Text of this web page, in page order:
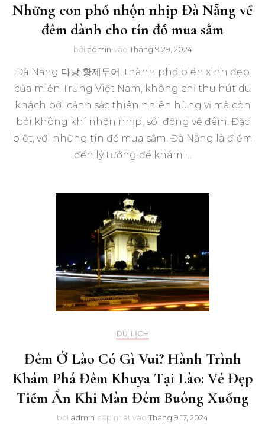
Những con phố nhộn nhịp Đà Nẵng về
đêm dành cho tín đồ mua sắm
bởi admin vào Tháng 9 29, 2024
Đà Nẵng 다낭 황제투어, thành phố biển xinh đẹp
của miền Trung Việt Nam, không chỉ thu hút du
khách bởi cảnh sắc thiên nhiên hùng vĩ mà còn
bởi không khí nhộn nhịp, sôi động về đêm. Đặc
biệt, với những tín đồ mua sắm, Đà Nẵng là điểm
đến lý tưởng để khám …
DU LỊCH
Đêm Ở Lào Có Gì Vui? Hành Trình
Khám Phá Đêm Khuya Tại Lào: Vẻ Đẹp
Tiềm Ẩn Khi Màn Đêm Buông Xuống
bởi admin cập nhật vào Tháng 9 17, 2024